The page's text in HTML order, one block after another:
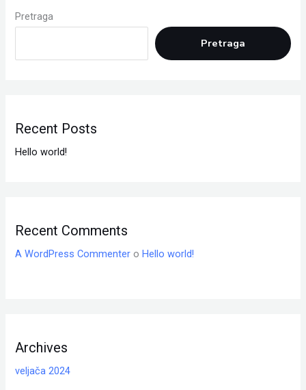
Pretraga
Pretraga
Recent Posts
Hello world!
Recent Comments
A WordPress Commenter oHello world!
Archives
veljača 2024